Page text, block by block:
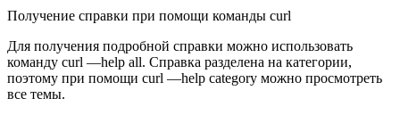
Получение справки при помощи команды curl
Для получения подробной справки можно использовать
команду curl —help all. Справка разделена на категории,
поэтому при помощи curl —help category можно просмотреть
все темы.